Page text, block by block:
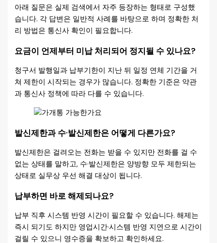
아래 질문은 실제 검색에서 자주 등장하는 형태로 구성했
습니다. 각 답변은 일반적 사례를 바탕으로 하며 정확한 처
리 방법은 통신사 확인이 필요합니다.
요금이 언제부터 미납 처리되어 정지될 수 있나요?
청구서 발행일과 납부기한이 지난 뒤 일정 연체 기간을 거
쳐 제한이 시작되는 경우가 많습니다. 정확한 기준은 약관
과 통신사 정책에 따라 다를 수 있습니다.
발신제한과 수·발신제한은 어떻게 다른가요?
발신제한은 걸려오는 전화는 받을 수 있지만 전화를 걸 수
없는 상태를 말하고, 수·발신제한은 양방향 모두 제한되는
상태로 실무상 우선 해결 대상이 됩니다.
납부하면 바로 해제되나요?
납부 직후 시스템 반영 시간이 필요할 수 있습니다. 해제는
즉시 되기도 하지만 영업시간·시스템 반영 지연으로 시간이
걸릴 수 있으니 영수증을 확보하고 확인하세요.